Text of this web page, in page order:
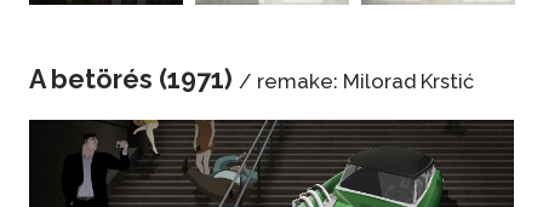
A betörés (1971) / remake: Milorad Krstić